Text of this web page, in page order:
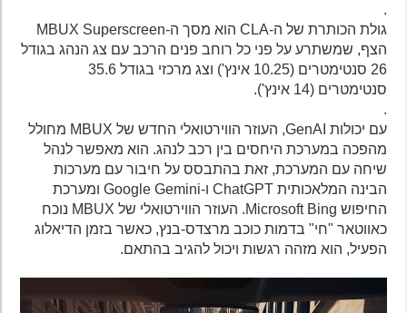
גולת הכותרת של ה-CLA הוא מסך ה-MBUX Superscreen
הצף, שמשתרע על פני כל רוחב פנים הרכב עם צג הנהג בגודל
26 סנטימטרים (10.25 אינץ') וצג מרכזי בגודל 35.6
סנטימטרים (14 אינץ').
עם יכולות GenAI, העוזר הווירטואלי החדש של MBUX מחולל
מהפכה במערכת היחסים בין רכב לנהג. הוא מאפשר לנהל
שיחה עם המערכת, זאת בהתבסס על חיבור עם מערכות
הבינה המלאכותית ChatGPT ו-Google Gemini ומערכת
החיפוש Microsoft Bing. העוזר הווירטואלי של MBUX נוכח
כאווטאר "חי" בדמות כוכב מרצדס-בנץ, כאשר בזמן הדיאלוג
הפעיל, הוא מזהה רגשות ויכול להגיב בהתאם.